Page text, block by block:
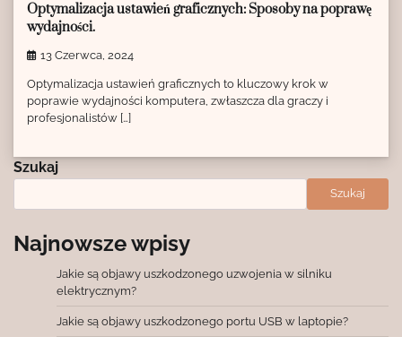
Optymalizacja ustawień graficznych: Sposoby na poprawę
wydajności.
13 Czerwca, 2024
Optymalizacja ustawień graficznych to kluczowy krok w
poprawie wydajności komputera, zwłaszcza dla graczy i
profesjonalistów […]
Szukaj
Szukaj
Najnowsze wpisy
Jakie są objawy uszkodzonego uzwojenia w silniku
elektrycznym?
Jakie są objawy uszkodzonego portu USB w laptopie?